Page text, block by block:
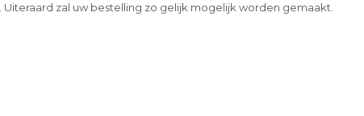
zal uw bestelling zo gelijk mogelijk worden gemaakt.